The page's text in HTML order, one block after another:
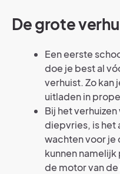
De grote
Een eerste
doe je best al
verhuist. Zo kan
uitladen in
Bij het
diepvries, is het
wachten voor je
kunnen
de motor van